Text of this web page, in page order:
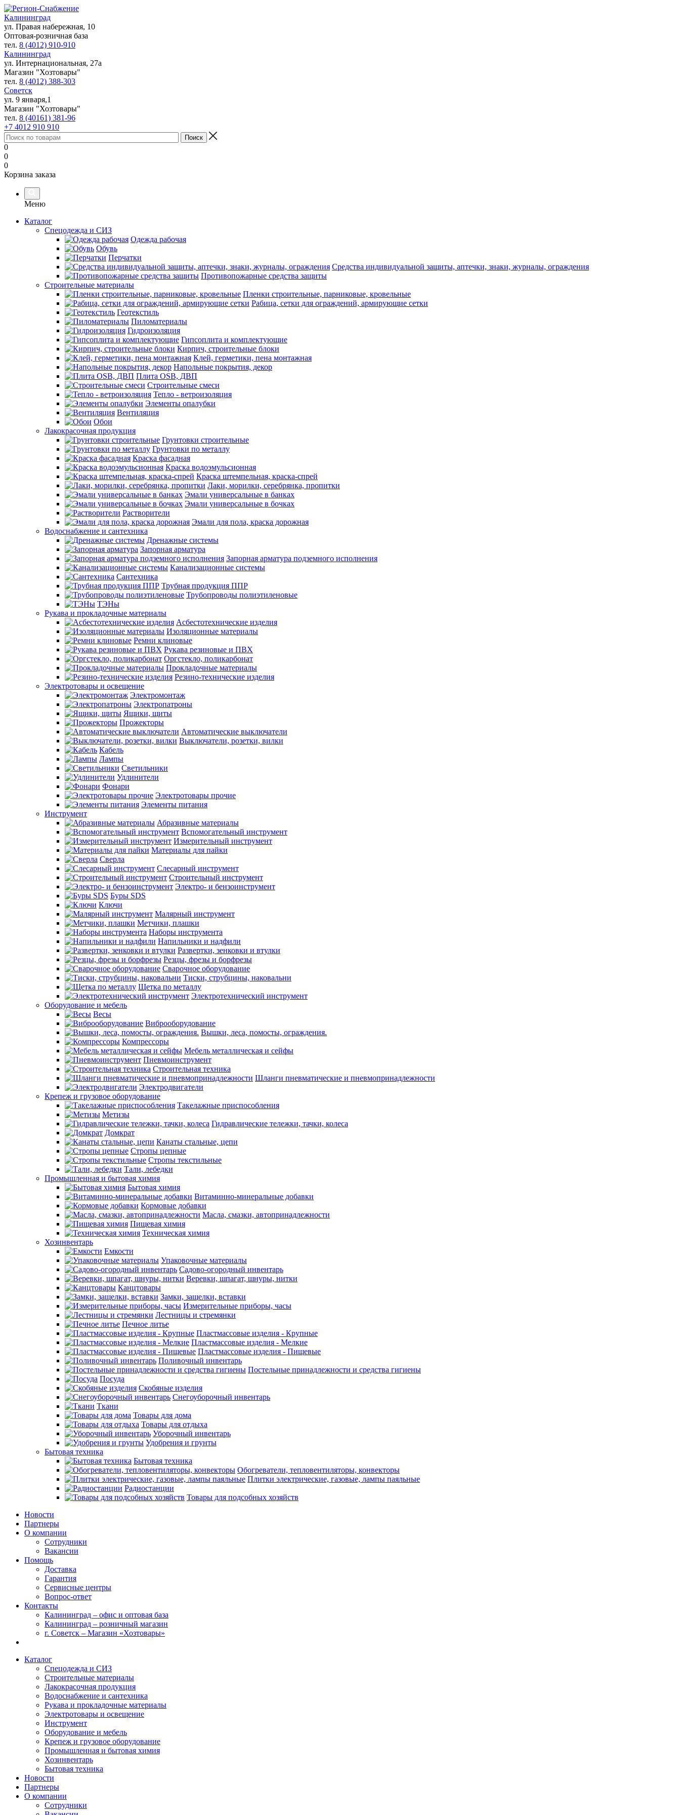
Калининград
ул. Правая набережная, 10
Оптовая-розничная база
тел. 8 (4012) 910-910
Калининград
ул. Интернациональная, 27а
Магазин "Хозтовары"
тел. 8 (4012) 388-303
Советск
ул. 9 января,1
Магазин "Хозтовары"
тел. 8 (40161) 381-96
+7 4012 910 910
0
0
0
Корзина заказа
Меню
Каталог
Спецодежда и СИЗ
Одежда рабочая
Обувь
Перчатки
Средства индивидуальной защиты, аптечки, знаки, журналы, ограждения
Противопожарные средства защиты
Строительные материалы
Пленки строительные, парниковые, кровельные
Рабица, сетки для ограждений, армирующие сетки
Геотекстиль
Пиломатериалы
Гидроизоляция
Гипсоплита и комплектующие
Кирпич, строительные блоки
Клей, герметики, пена монтажная
Напольные покрытия, декор
Плита OSB, ДВП
Строительные смеси
Тепло - ветроизоляция
Элементы опалубки
Вентиляция
Обои
Лакокрасочная продукция
Грунтовки строительные
Грунтовки по металлу
Краска фасадная
Краска водоэмульсионная
Краска штемпельная, краска-спрей
Лаки, морилки, серебрянка, пропитки
Эмали универсальные в банках
Эмали универсальные в бочках
Растворители
Эмали для пола, краска дорожная
Водоснабжение и сантехника
Дренажные системы
Запорная арматура
Запорная арматура подземного исполнения
Канализационные системы
Сантехника
Трубная продукция ППР
Трубопроводы полиэтиленовые
ТЭНы
Рукава и прокладочные материалы
Асбестотехнические изделия
Изоляционные материалы
Ремни клиновые
Рукава резиновые и ПВХ
Оргстекло, поликарбонат
Прокладочные материалы
Резино-технические изделия
Электротовары и освещение
Электромонтаж
Электропатроны
Ящики, щиты
Прожекторы
Автоматические выключатели
Выключатели, розетки, вилки
Кабель
Лампы
Светильники
Удлинители
Фонари
Электротовары прочие
Элементы питания
Инструмент
Абразивные материалы
Вспомогательный инструмент
Измерительный инструмент
Материалы для пайки
Сверла
Слесарный инструмент
Строительный инструмент
Электро- и бензоинструмент
Буры SDS
Ключи
Малярный инструмент
Метчики, плашки
Наборы инструмента
Напильники и надфили
Развертки, зенковки и втулки
Резцы, фрезы и борфрезы
Сварочное оборудование
Тиски, струбцины, наковальни
Щетка по металлу
Электротехнический инструмент
Оборудование и мебель
Весы
Виброоборудование
Вышки, леса, помосты, ограждения.
Компрессоры
Мебель металлическая и сейфы
Пневмоинструмент
Строительная техника
Шланги пневматические и пневмопринадлежности
Электродвигатели
Крепеж и грузовое оборудование
Такелажные приспособления
Метизы
Гидравлические тележки, тачки, колеса
Домкрат
Канаты стальные, цепи
Стропы цепные
Стропы текстильные
Тали, лебедки
Промышленная и бытовая химия
Бытовая химия
Витаминно-минеральные добавки
Кормовые добавки
Масла, смазки, автопринадлежности
Пищевая химия
Техническая химия
Хозинвентарь
Емкости
Упаковочные материалы
Садово-огородный инвентарь
Веревки, шпагат, шнуры, нитки
Канцтовары
Замки, защелки, вставки
Измерительные приборы, часы
Лестницы и стремянки
Печное литье
Пластмассовые изделия - Крупные
Пластмассовые изделия - Мелкие
Пластмассовые изделия - Пищевые
Поливочный инвентарь
Постельные принадлежности и средства гигиены
Посуда
Скобяные изделия
Снегоуборочный инвентарь
Ткани
Товары для дома
Товары для отдыха
Уборочный инвентарь
Удобрения и грунты
Бытовая техника
Бытовая техника
Обогреватели, тепловентиляторы, конвекторы
Плитки электрические, газовые, лампы паяльные
Радиостанции
Товары для подсобных хозяйств
Новости
Партнеры
О компании
Сотрудники
Вакансии
Помощь
Доставка
Гарантия
Сервисные центры
Вопрос-ответ
Контакты
Калининград – офис и оптовая база
Калининград – розничный магазин
г. Советск – Магазин «Хозтовары»
Каталог
Спецодежда и СИЗ
Строительные материалы
Лакокрасочная продукция
Водоснабжение и сантехника
Рукава и прокладочные материалы
Электротовары и освещение
Инструмент
Оборудование и мебель
Крепеж и грузовое оборудование
Промышленная и бытовая химия
Хозинвентарь
Бытовая техника
Новости
Партнеры
О компании
Сотрудники